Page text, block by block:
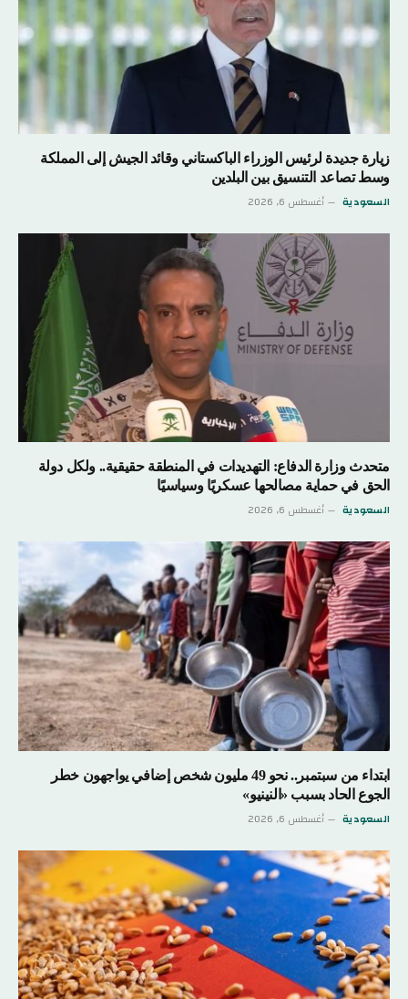
زيارة جديدة لرئيس الوزراء الباكستاني وقائد الجيش إلى المملكة
وسط تصاعد التنسيق بين البلدين
السعودية أغسطس 6, 2026
متحدث وزارة الدفاع: التهديدات في المنطقة حقيقية.. ولكل دولة
الحق في حماية مصالحها عسكريًا وسياسيًا
السعودية أغسطس 6, 2026
ابتداء من سبتمبر.. نحو 49 مليون شخص إضافي يواجهون خطر
الجوع الحاد بسبب «النينيو»
السعودية أغسطس 6, 2026